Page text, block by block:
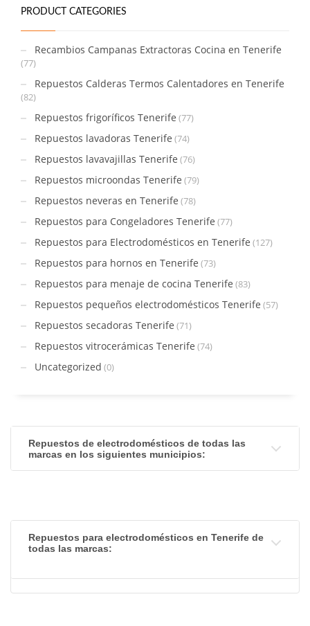
PRODUCT CATEGORIES
Recambios Campanas Extractoras Cocina en Tenerife
(77)
Repuestos Calderas Termos Calentadores en Tenerife
(82)
Repuestos frigoríficos Tenerife (77)
Repuestos lavadoras Tenerife (74)
Repuestos lavavajillas Tenerife (76)
Repuestos microondas Tenerife (79)
Repuestos neveras en Tenerife (78)
Repuestos para Congeladores Tenerife (77)
Repuestos para Electrodomésticos en Tenerife (127)
Repuestos para hornos en Tenerife (73)
Repuestos para menaje de cocina Tenerife (83)
Repuestos pequeños electrodomésticos Tenerife (57)
Repuestos secadoras Tenerife (71)
Repuestos vitrocerámicas Tenerife (74)
Uncategorized (0)
Repuestos de electrodomésticos de todas las
marcas en los siguientes municipios:
Repuestos para electrodomésticos en Tenerife de
todas las marcas: